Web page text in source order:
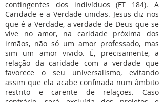
contingentes dos indivíduos (FT 184). A
Caridade e a Verdade unidas. Jesus diz-nos
que é a Verdade, a verdade de Deus que se
vive no amor, na caridade próxima dos
irmãos, não só um amor professado, mas
sim um amor vivido. É, precisamente, a
relação da caridade com a verdade que
favorece o seu universalismo, evitando
assim que ela acabe confinada num âmbito
restrito e carente de relações. Caso